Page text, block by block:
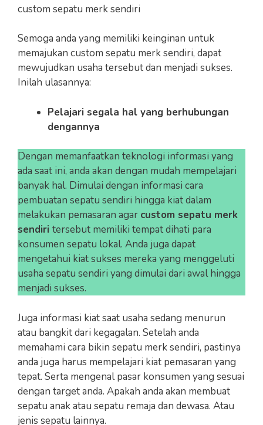
custom sepatu merk sendiri
Semoga anda yang memiliki keinginan untuk
memajukan custom sepatu merk sendiri, dapat
mewujudkan usaha tersebut dan menjadi sukses.
Inilah ulasannya:
Pelajari segala hal yang berhubungan
dengannya
Dengan memanfaatkan teknologi informasi yang
ada saat ini, anda akan dengan mudah mempelajari
banyak hal. Dimulai dengan informasi cara
pembuatan sepatu sendiri hingga kiat dalam
melakukan pemasaran agar custom sepatu merk
sendiri tersebut memiliki tempat dihati para
konsumen sepatu lokal. Anda juga dapat
mengetahui kiat sukses mereka yang menggeluti
usaha sepatu sendiri yang dimulai dari awal hingga
menjadi sukses.
Juga informasi kiat saat usaha sedang menurun
atau bangkit dari kegagalan. Setelah anda
memahami cara bikin sepatu merk sendiri, pastinya
anda juga harus mempelajari kiat pemasaran yang
tepat. Serta mengenal pasar konsumen yang sesuai
dengan target anda. Apakah anda akan membuat
sepatu anak atau sepatu remaja dan dewasa. Atau
jenis sepatu lainnya.